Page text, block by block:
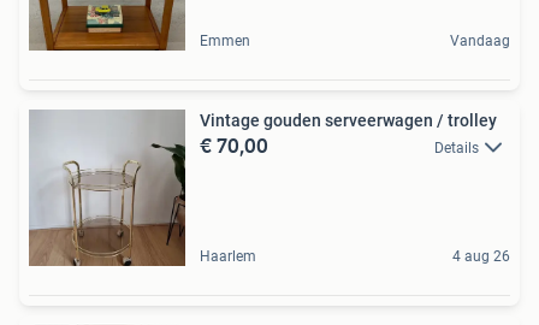
Emmen Vandaag
Vintage gouden serveerwagen / trolley
€ 70,00 Details
Haarlem 4 aug 26